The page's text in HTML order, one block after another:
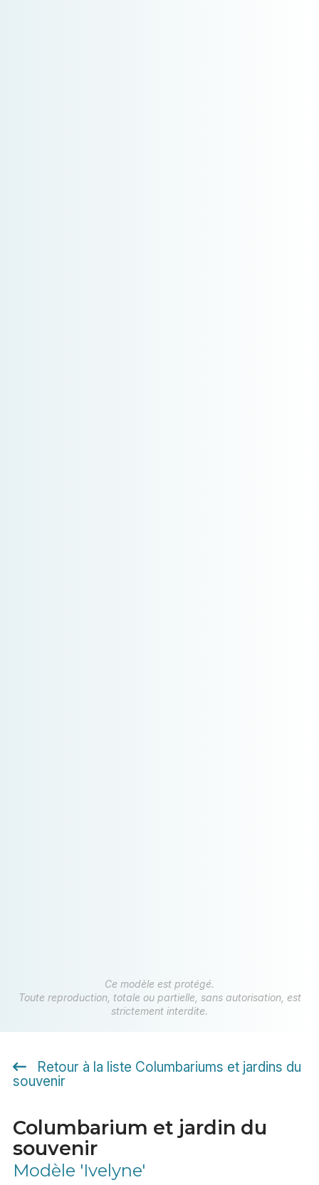
Ce modèle est protégé.
Toute reproduction, totale ou partielle, sans autorisation, est
strictement interdite.
Retour à la liste Columbariums et jardins du
souvenir
Columbarium et jardin du
souvenir
Modèle 'Ivelyne'